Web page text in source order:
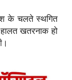
केचलतेस्थगित
हालतखतरनाकहो